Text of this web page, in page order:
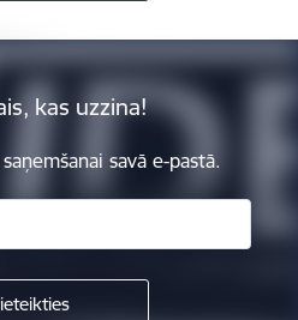
kas uzzina!
savā e-pastā.